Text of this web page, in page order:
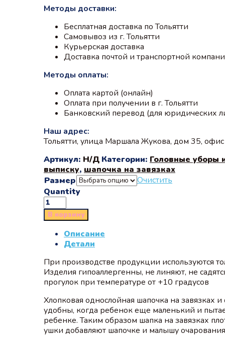
составляла
550 ₽.
Методы доставки:
Бесплатная доставка по Тольятти
Самовывоз из г. Тольятти
Курьерская доставка
Доставка почтой и транспортной
Методы оплаты:
Оплата картой (онлайн)
Оплата при получении в г. Тольятти
Банковский перевод (для юридических
Наш адрес:
Тольятти, улица Маршала Жукова, дом 35,
Артикул: Н/Д Категории: Головные уборы
выписку, шапочка на завязках
Размер
Очистить
Quantity
В корзину
Описание
Детали
При производстве продукции используются
Изделия гипоаллергенны, не линяют, не
прогулок при температуре от +10 градусов
Хлопковая однослойная шапочка на завязках
удобны, когда ребенок еще маленький и
ребенке. Таким образом шапка на завязках
ушки добавляют шапочке и малышу